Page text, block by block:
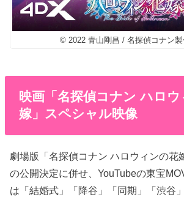
© 2022 青山剛昌 / 名探偵コナン製
映画「名探偵コナン ハロ
嫁」スペシャル映像
劇場版「名探偵コナン ハロウィンの花
の公開決定に併せ、YouTubeの東宝
は「結婚式」「降谷」「同期」「渋谷